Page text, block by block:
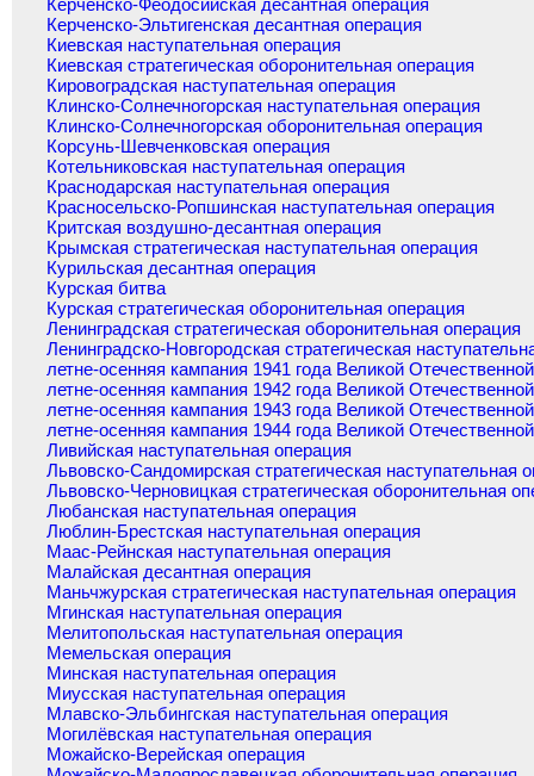
Керченско-Феодосийская десантная операция
Керченско-Эльтигенская десантная операция
Киевская наступательная операция
Киевская стратегическая оборонительная операция
Кировоградская наступательная операция
Клинско-Солнечногорская наступательная операция
Клинско-Солнечногорская оборонительная операция
Корсунь-Шевченковская операция
Котельниковская наступательная операция
Краснодарская наступательная операция
Красносельско-Ропшинская наступательная операция
Критская воздушно-десантная операция
Крымская стратегическая наступательная операция
Курильская десантная операция
Курская битва
Курская стратегическая оборонительная операция
Ленинградская стратегическая оборонительная операция
Ленинградско-Новгородская стратегическая
летне-осенняя кампания 1941 года Великой
летне-осенняя кампания 1942 года Великой
летне-осенняя кампания 1943 года Великой
летне-осенняя кампания 1944 года Великой
Ливийская наступательная операция
Львовско-Сандомирская стратегическая наступательная
Львовско-Черновицкая стратегическая оборонительная
Любанская наступательная операция
Люблин-Брестская наступательная операция
Маас-Рейнская наступательная операция
Малайская десантная операция
Маньчжурская стратегическая наступательная операция
Мгинская наступательная операция
Мелитопольская наступательная операция
Мемельская операция
Минская наступательная операция
Миусская наступательная операция
Млавско-Эльбингская наступательная операция
Могилёвская наступательная операция
Можайско-Верейская операция